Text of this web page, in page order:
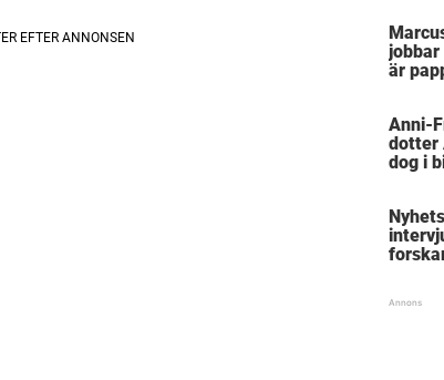
jobbar
är
Anni-
dotter
dog i